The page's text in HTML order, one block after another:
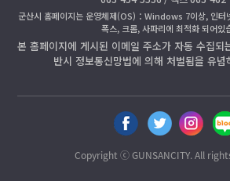
군산시 홈페이지는 운영체제(OS)：Windows 7이상, 인터
폭스, 크롬, 사파리에 최적화 되어있
본 홈페이지에 게시된 이메일 주소가 자동 수집되
반시 정보통신망법에 의해 처벌됨을 유념
페
이
스
트
위
터
인
스
타
Copyright ⓒ GUNSANCITY. All